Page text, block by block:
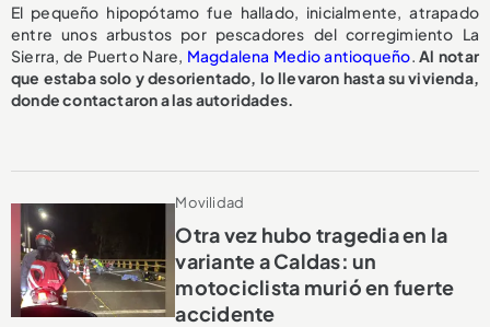
El pequeño hipopótamo fue hallado, inicialmente, atrapado
entre unos arbustos por pescadores del corregimiento La
Sierra, de Puerto Nare, Magdalena Medio antioqueño.Al notar
que estaba solo y desorientado, lo llevaron hasta su vivienda,
donde contactaron a las autoridades.
Movilidad
Otra vez hubo tragedia en la
variante a Caldas: un
motociclista murió en fuerte
accidente